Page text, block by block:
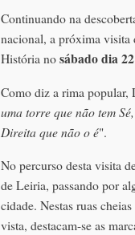
Continuando na
nacional, a próxima visita
História nosábado dia
Como diz a rima popular,
uma torre que não tem
Direita que não o é".
No percurso desta visita
de Leiria, passando por
cidade. Nestas ruas
vista, destacam-se as